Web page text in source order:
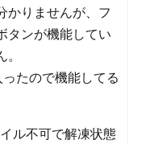
かりませんが、フ
タンが機能してい
たので機能してる
ル不可で解凍状態